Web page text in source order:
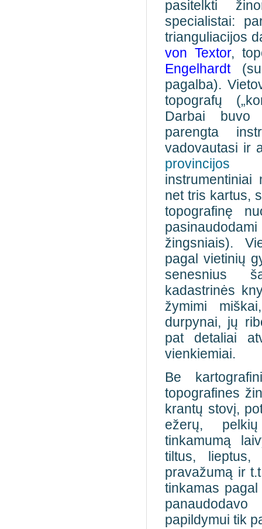
pasitelkti
specialistai:
trianguliacijos
von Textor,
Engelhardt(su
pagalba).
topografų
Darbai buvo
parengta
vadovautasi ir
provincijos
net tris kartus,
topografinę
žingsniais).
pagal vietinių
senesnius
kadastrinės
žymimi
durpynai, jų
pat detaliai
vienkiemiai.
Be
topografines
krantų stovį,
ežerų,
tinkamumą
tiltus, lieptus,
pravažumą ir
tinkamas
papildymui tik